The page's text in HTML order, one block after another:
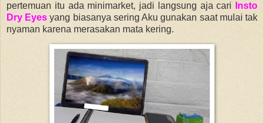
pertemuan itu ada minimarket, jadi langsung aja cari
Insto
Dry Eyes yang biasanya sering Aku gunakan saat mulai tak
nyaman karena merasakan mata kering.